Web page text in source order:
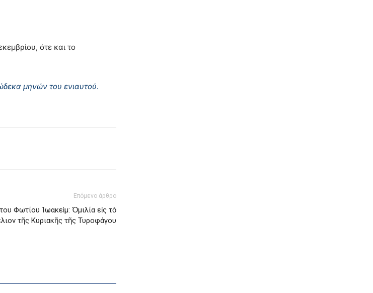
ότε και το
μηνών του ενιαυτού.
Επόμενο άρθρο
Φωτίου Ἰωακεὶμ: Ὁμιλία εἰς τὸ
τῆς Κυριακῆς τῆς Τυροφάγου